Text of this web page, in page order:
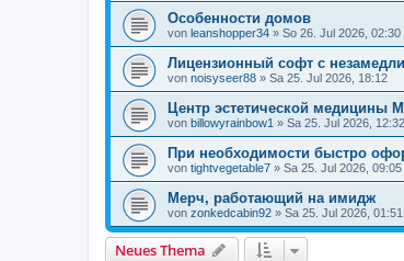
Особенности домов
von leanshopper34 » So 26. Jul 2026, 02:30
Лицензионный софт с
von noisyseer88 » Sa 25. Jul 2026, 18:12
Центр эстетической медицины
von billowyrainbow1 » Sa 25. Jul 2026, 12:32
При необходимости быстро
von tightvegetable7 » Sa 25. Jul 2026, 09:05
Мерч, работающий на имидж
von zonkedcabin92 » Sa 25. Jul 2026, 01:51
Neues Thema